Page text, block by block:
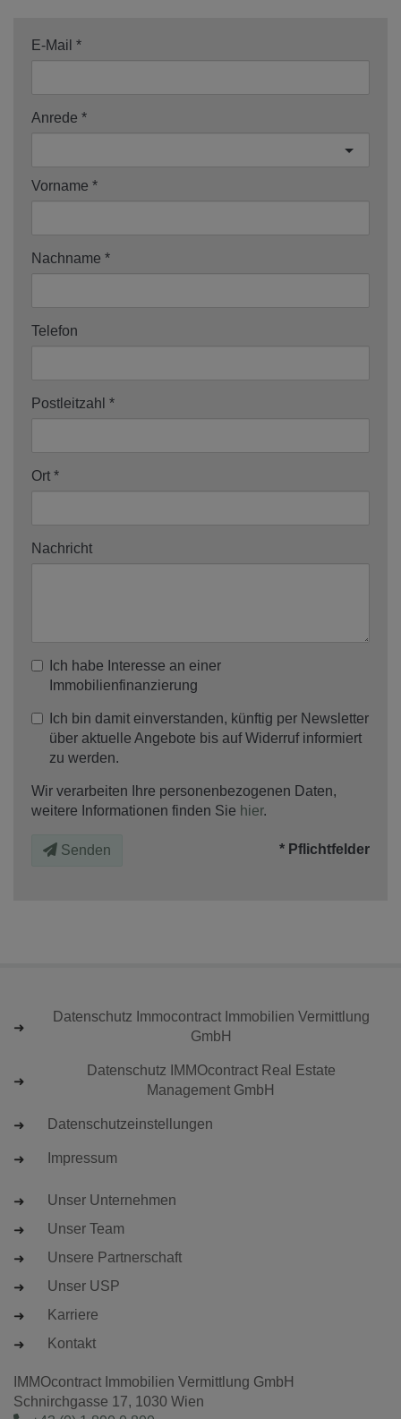
E-Mail
Anrede
Vorname
Nachname
Telefon
Postleitzahl
Ort
Nachricht
Ich habe Interesse an einer
Immobilienfinanzierung
Ich bin damit einverstanden, künftig per Newsletter
über aktuelle Angebote bis auf Widerruf informiert
zu werden.
Wir verarbeiten Ihre personenbezogenen Daten,
weitere Informationen finden Sie hier.
Senden * Pflichtfelder
Datenschutz Immocontract Immobilien Vermittlung
GmbH
Datenschutz IMMOcontract Real Estate
Management GmbH
Datenschutzeinstellungen
Impressum
Unser Unternehmen
Unser Team
Unsere Partnerschaft
Unser USP
Karriere
Kontakt
IMMOcontract Immobilien Vermittlung GmbH
Schnirchgasse 17, 1030 Wien